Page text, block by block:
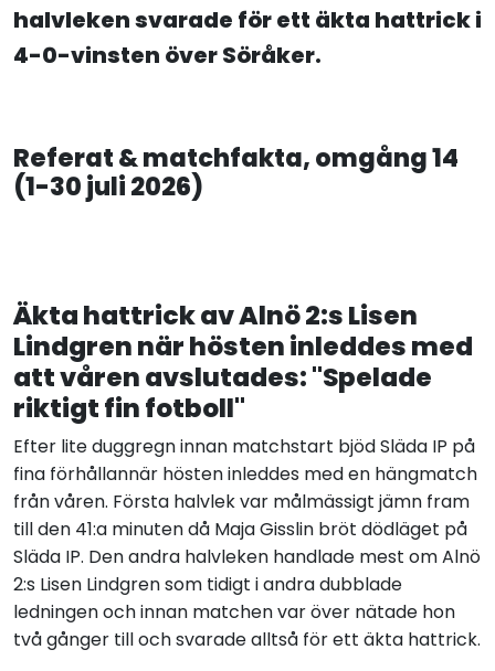
halvleken svarade för ett äkta hattrick i
4-0-vinsten över Söråker.
Referat & matchfakta, omgång 14
(1-30 juli 2026)
Äkta hattrick av Alnö 2:s Lisen
Lindgren när hösten inleddes med
att våren avslutades: "Spelade
riktigt fin fotboll"
Efter lite duggregn innan matchstart bjöd Släda IP på
fina förhållannär hösten inleddes med en hängmatch
från våren. Första halvlek var målmässigt jämn fram
till den 41:a minuten då Maja Gisslin bröt dödläget på
Släda IP. Den andra halvleken handlade mest om Alnö
2:s Lisen Lindgren som tidigt i andra dubblade
ledningen och innan matchen var över nätade hon
två gånger till och svarade alltså för ett äkta hattrick.